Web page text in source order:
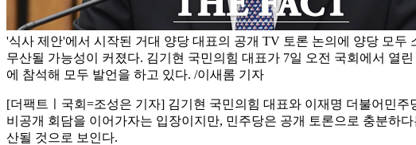
'식사 제안'에서 시작된 거대 양당 대표의 공개 TV 토론 논의에 양당 모두
무산될 가능성이 커졌다. 김기현 국민의힘 대표가 7일 오전 국회에서 열린
에 참석해 모두 발언을 하고 있다. /이새롬 기자
[더팩트ㅣ국회=조성은 기자] 김기현 국민의힘 대표와 이재명 더불어민
비공개 회담을 이어가자는 입장이지만, 민주당은 공개 토론으로 충분하
산될 것으로 보인다.